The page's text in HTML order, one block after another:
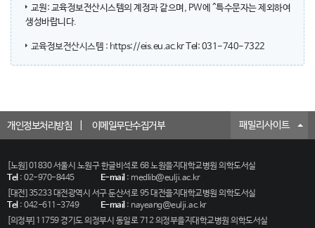
교원: 교육정보전산시스템의 계정과 같으며, PW에 ^특수문자는 제외하여
생성바랍니다.
교육정보전산시스템 : https://eis.eu.ac.kr Tel: 031-740-7322
개인정보처리방침 이메일무단수집거부 패밀리사이트
[노원] 01830 서울시 노원구 한글비석로 68 노원을지대학교병원 의학도서실
Tel: 02-970-8445 E-mail: medlib@eulji.ac.kr
[대전] 35233 대전광역시 서구 둔산서로 95 대전을지대학교병원 의학도서실
Tel: 042-611-3749 E-mail: nayeang@eulji.ac.kr
[의정부] 11759 경기도 의정부시 동일로 712 의정부을지대학교병원 의학도서실